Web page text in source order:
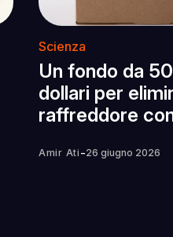
Scienza
Un fondo da
dollari per
raffreddore
Amir Ati -26 giugno 2026